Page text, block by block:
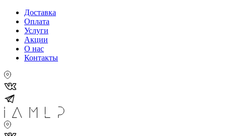
Доставка
Оплата
Услуги
Акции
О нас
Контакты